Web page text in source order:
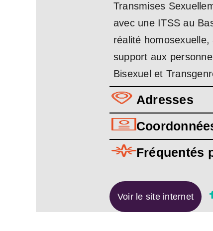
Transmises
avec une ITSS au
réalité
support aux
Bisexuel et
Adresses
Fréquentés
Voir le site internet